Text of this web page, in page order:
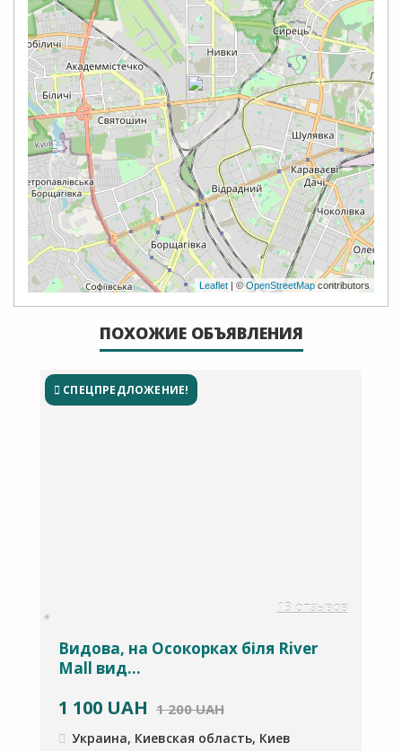
Leaflet | ©OpenStreetMapcontributors
ПОХОЖИЕ ОБЪЯВЛЕНИЯ
СПЕЦПРЕДЛОЖЕНИЕ!
13 отзывов
Видова, на Осокорках біля River
Mall вид...
1 100 UAH 1 200 UAH
Украина, Киевская область, Киев